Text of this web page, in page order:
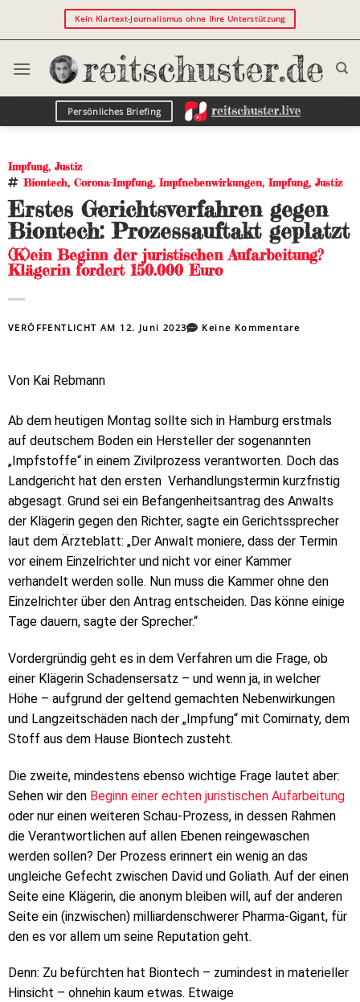
Kein Klartext-Journalismus ohne Ihre Unterstützung
Persönliches Briefing
Impfung, Justiz
Biontech, Corona-Impfung,Impfnebenwirkungen,Impfung, Justiz
Erstes Gerichtsverfahren gegen
Biontech: Prozessauftakt geplatzt
(K)ein Beginn der juristischen Aufarbeitung?
Klägerin fordert 150.000 Euro
VERÖFFENTLICHT AM 12. Juni 2023 Keine Kommentare
Von Kai Rebmann
Ab dem heutigen Montag sollte sich in Hamburg erstmals
auf deutschem Boden ein Hersteller der sogenannten
„Impfstoffe“ in einem Zivilprozess verantworten. Doch das
Landgericht hat den ersten Verhandlungstermin kurzfristig
abgesagt. Grund sei ein Befangenheitsantrag des Anwalts
der Klägerin gegen den Richter, sagte ein Gerichtssprecher
laut dem Ärzteblatt: „Der Anwalt moniere, dass der Termin
vor einem Einzelrichter und nicht vor einer Kammer
verhandelt werden solle. Nun muss die Kammer ohne den
Einzelrichter über den Antrag entscheiden. Das könne einige
Tage dauern, sagte der Sprecher.“
Vordergründig geht es in dem Verfahren um die Frage, ob
einer Klägerin Schadensersatz – und wenn ja, in welcher
Höhe – aufgrund der geltend gemachten Nebenwirkungen
und Langzeitschäden nach der „Impfung“ mit Comirnaty, dem
Stoff aus dem Hause Biontech zusteht.
Die zweite, mindestens ebenso wichtige Frage lautet aber:
Sehen wir den Beginn einer echten juristischen Aufarbeitung
oder nur einen weiteren Schau-Prozess, in dessen Rahmen
die Verantwortlichen auf allen Ebenen reingewaschen
werden sollen? Der Prozess erinnert ein wenig an das
ungleiche Gefecht zwischen David und Goliath. Auf der einen
Seite eine Klägerin, die anonym bleiben will, auf der anderen
Seite ein (inzwischen) milliardenschwerer Pharma-Gigant, für
den es vor allem um seine Reputation geht.
Denn: Zu befürchten hat Biontech – zumindest in materieller
Hinsicht – ohnehin kaum etwas. Etwaige